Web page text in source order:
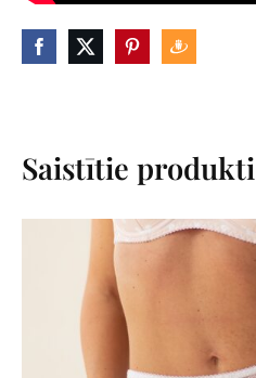
Saistītie produkti